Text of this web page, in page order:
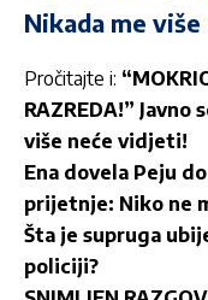
Nikada me
Pročitajte i:
RAZREDA!”
više neće vidjeti!
Ena dovela Peju
prijetnje: Niko ne
Šta je supruga
policiji?